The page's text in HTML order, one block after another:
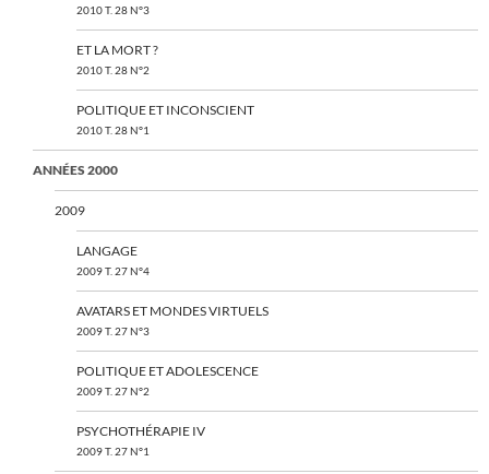
2010 T. 28 N°3
ET LA MORT ?
2010 T. 28 N°2
POLITIQUE ET INCONSCIENT
2010 T. 28 N°1
ANNÉES 2000
2009
LANGAGE
2009 T. 27 N°4
AVATARS ET MONDES VIRTUELS
2009 T. 27 N°3
POLITIQUE ET ADOLESCENCE
2009 T. 27 N°2
PSYCHOTHÉRAPIE IV
2009 T. 27 N°1